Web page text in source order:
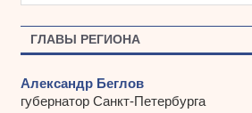
ГЛАВЫ РЕГИОНА
Александр Беглов
губернатор Санкт-Петербурга
ы